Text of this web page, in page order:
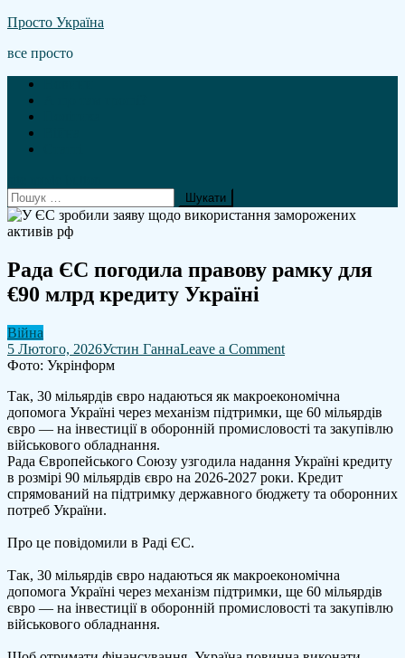
Skip
content
Просто Україна
все просто
Пошук:
Рада ЄС погодила правову рамку для
€90 млрд кредиту Україні
Війна
5 Лютого, 2026Устин ГаннаLeave a Commenton
погодила
правову
рамку
€90
млрд
кредиту
Фото: Укрінформ
Так, 30 мільярдів євро надаються як макроекономічна
допомога Україні через механізм підтримки, ще 60 мільярдів
євро — на інвестиції в оборонній промисловості та закупівлю
військового обладнання.
Рада Європейського Союзу узгодила надання Україні кредиту
в розмірі 90 мільярдів євро на 2026-2027 роки. Кредит
спрямований на підтримку державного бюджету та оборонних
потреб України.
Про це повідомили в Раді ЄС.
Так, 30 мільярдів євро надаються як макроекономічна
допомога Україні через механізм підтримки, ще 60 мільярдів
євро — на інвестиції в оборонній промисловості та закупівлю
військового обладнання.